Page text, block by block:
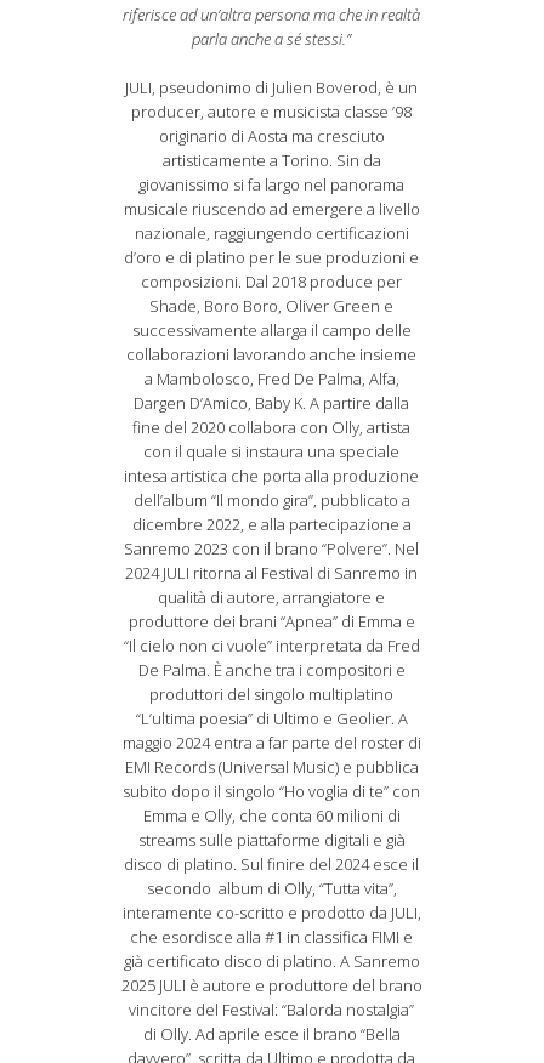
riferisce ad un’altra persona ma che in realtà
parla anche a sé stessi.”
JULI, pseudonimo di Julien Boverod, è un
producer, autore e musicista classe ’98
originario di Aosta ma cresciuto
artisticamente a Torino. Sin da
giovanissimo si fa largo nel panorama
musicale riuscendo ad emergere a livello
nazionale, raggiungendo certificazioni
d’oro e di platino per le sue produzioni e
composizioni. Dal 2018 produce per
Shade, Boro Boro, Oliver Green e
successivamente allarga il campo delle
collaborazioni lavorando anche insieme
a Mambolosco, Fred De Palma, Alfa,
Dargen D’Amico, Baby K. A partire dalla
fine del 2020 collabora con Olly, artista
con il quale si instaura una speciale
intesa artistica che porta alla produzione
dell’album “Il mondo gira”, pubblicato a
dicembre 2022, e alla partecipazione a
Sanremo 2023 con il brano “Polvere”. Nel
2024 JULI ritorna al Festival di Sanremo in
qualità di autore, arrangiatore e
produttore dei brani “Apnea” di Emma e
“Il cielo non ci vuole” interpretata da Fred
De Palma. È anche tra i compositori e
produttori del singolo multiplatino
“L’ultima poesia” di Ultimo e Geolier. A
maggio 2024 entra a far parte del roster di
EMI Records (Universal Music) e pubblica
subito dopo il singolo “Ho voglia di te” con
Emma e Olly, che conta 60 milioni di
streams sulle piattaforme digitali e già
disco di platino. Sul finire del 2024 esce il
secondo album di Olly, “Tutta vita”,
interamente co-scritto e prodotto da JULI,
che esordisce alla #1 in classifica FIMI e
già certificato disco di platino. A Sanremo
2025 JULI è autore e produttore del brano
vincitore del Festival: “Balorda nostalgia”
di Olly. Ad aprile esce il brano “Bella
davvero”, scritta da Ultimo e prodotta da